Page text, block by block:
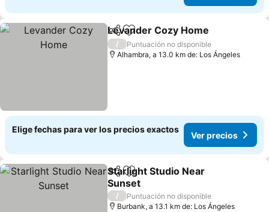
CompartirAgregar a favoritos
Levander Cozy Home
/
Puntuación no disponible
Alhambra, a 13.0 km de: Los Ángeles
Elige fechas para ver los precios exactos
Ver precios
CompartirAgregar a favoritos
Starlight Studio Near
Sunset
/
Puntuación no disponible
Burbank, a 13.1 km de: Los Ángeles